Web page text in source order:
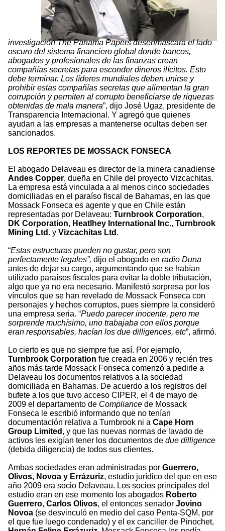
investigación The Panama Papers desenmascara el lado
oscuro del sistema financiero global donde bancos,
abogados y profesionales de las finanzas crean
compañías secretas para esconder dineros ilícitos. Esto
debe terminar. Los líderes mundiales deben unirse y
prohibir estas compañías secretas que alimentan la gran
corrupción y permiten al corrupto beneficiarse de riquezas
obtenidas de mala manera”, dijo José Ugaz, presidente de
Transparencia Internacional. Y agregó que quienes
ayudan a las empresas a mantenerse ocultas deben ser
sancionados.
LOS REPORTES DE MOSSACK FONSECA
El abogado Delaveau es director de la minera canadiense
Andes Copper, dueña en Chile del proyecto Vizcachitas.
La empresa está vinculada a al menos cinco sociedades
domiciliadas en el paraíso fiscal de Bahamas, en las que
Mossack Fonseca es agente y que en Chile están
representadas por Delaveau: Turnbrook Corporation,
DK Corporation, Heatlhey International Inc., Turnbrook
Mining Ltd . y Vizcachitas Ltd .
“Estas estructuras pueden no gustar, pero son
perfectamente legales”, dijo el abogado en radio Duna
antes de dejar su cargo, argumentando que se habían
utilizado paraísos fiscales para evitar la doble tributación,
algo que ya no era necesario. Manifestó sorpresa por los
vínculos que se han revelado de Mossack Fonseca con
personajes y hechos corruptos, pues siempre la consideró
una empresa seria. “Puedo parecer inocente, pero me
sorprende muchísimo, uno trabajaba con ellos porque
eran responsables, hacían los due dilligences, etc”, afirmó.
Lo cierto es que no siempre fue así. Por ejemplo,
Turnbrook Corporation fue creada en 2006 y recién tres
años más tarde Mossack Fonseca comenzó a pedirle a
Delaveau los documentos relativos a la sociedad
domiciliada en Bahamas. De acuerdo a los registros del
bufete a los que tuvo acceso CIPER, el 4 de mayo de
2009 el departamento de Compliance de Mossack
Fonseca le escribió informando que no tenían
documentación relativa a Turnbrook ni a Cape Horn
Group Limited , y que las nuevas normas de lavado de
activos les exigían tener los documentos de due dilligence
(debida diligencia) de todos sus clientes.
Ambas sociedades eran administradas por Guerrero,
Olivos, Novoa y Errázuriz, estudio jurídico del que en ese
año 2009 era socio Delaveau. Los socios principales del
estudio eran en ese momento los abogados Roberto
Guerrero, Carlos Olivos, el entonces senador Jovino
Novoa (se desvinculó en medio del caso Penta-SQM, por
el que fue luego condenado) y el ex canciller de Pinochet,